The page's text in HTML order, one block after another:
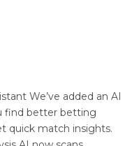
We’ve added an AI
find better betting
quick match insights.